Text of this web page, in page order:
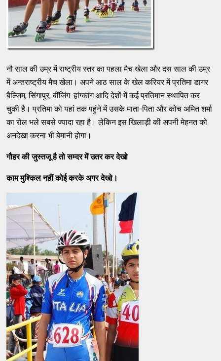
नौ साल की उम्र में राष्ट्रीय स्तर का पहला मैच खेला और दस साल की उम्र
में अन्तराष्ट्रीय मैच खेला। अपने आठ साल के खेल करियर में प्रतिमा डागर
बैल्जिम, सिंगापुर, बींजिंग. हांग्कांग आदि देशों में कई प्रतिमान स्थापित कर
चुकी है। प्रतिमा को यहां तक पहुंने में उसके माता-पिता और कोच अमित शर्मा
का रोल भले सबसे ज्यादा रहा है। लेकिन इस खिलाड़ी की अपनी मेहनत को
अनदेखा करना भी बेमानी होगा।
गौहर की जुस्तजू है तो सम्दर में उतर कर देखो
काम मुश्किल नहीं कोई करके अगर देखो।